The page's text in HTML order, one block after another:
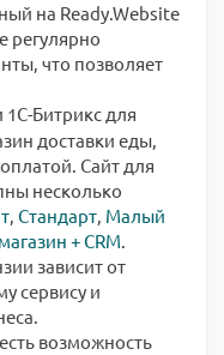
на Ready.Website
регулярно
что позволяет
Битрикс для
доставки еды,
Сайт для
несколько
, Стандарт, Малый
+ CRM.
зависит от
сервису и
возможность